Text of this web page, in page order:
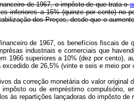
de 1967, o impôsto de que trata o
inferiores a 15% (quinze por cento) no
dos Preços, desde que o
de 1967, os benefícios fiscais de
industriais e comerciais que
1966 superiores a 10% (dez por cento),
excedido de 26,5% (vinte e seis e meio
da correção monetária do valor
ou de empréstimo compulsório,
às repartições lançadoras do impôsto de